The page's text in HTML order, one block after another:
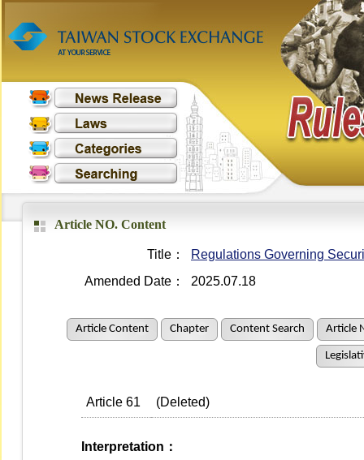
Article NO. Content
Title：
Regulations Governing
Amended Date：
2025.07.18
Article Content Chapter Content Search Article
Article 61 (Deleted)
Interpretation：